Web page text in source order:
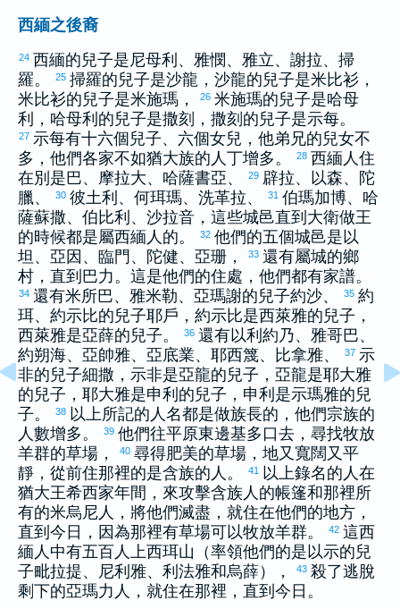
西緬之後裔
24 西緬的兒子是尼母利 、 雅憫 、 雅立、 謝拉、 掃
羅。 25 掃羅的兒子是沙龍 ， 沙龍的兒子是米比衫 ，
米比衫的兒子是米施瑪 ， 26 米施瑪的兒子是哈母
利
， 哈母利 的兒子是撒刻 ， 撒刻 的兒子是示每。
27 示每有十六個兒子、六個女兒，他弟兄的兒女不
多，他們各家不如猶大族的人丁增多。 28 西緬 人住
在別是巴、 摩拉大、 哈薩書亞 、 29 辟拉、 以森、
陀
臘、 30 彼土利 、 何珥瑪、 洗革拉、 31 伯瑪加博、 哈
薩蘇撒、 伯比利 、 沙拉音 ，這些城邑直到 大衛做王
的時候都是屬西緬 人的。 32 他們的五個城邑是以
坦 、 亞因 、 臨門 、 陀健、 亞珊 ， 33 還有屬城的鄉
村，直到 巴力。這是他們的住處，他們都有家譜。
34 還有米所巴、 雅米勒、 亞瑪謝的兒子約沙、 35 約
珥、 約示比的兒子耶戶 ， 約示比是西萊雅的兒子，
西萊雅是亞薛的兒子。 36 還有以利約乃、 雅哥巴、
約朔海、 亞帥雅、 亞底業、 耶西篾、 比拿雅、 37 示
非的兒子細撒 ， 示非是亞龍的兒子， 亞龍是耶大雅
的兒子， 耶大雅是申利 的兒子， 申利 是示瑪雅的兒
子。
38 以上所記的人名都是做族長的，他們宗族的
人數增多。
39 他們往平原東邊基多 口去，尋找牧放
羊群的草場，
40 尋得肥美的草場，地又寬闊又平
靜，從前住那裡的是含族的人。 41
以上錄名的人在
猶大王希西家年間，來攻擊含族人的帳篷和那裡所
有的米烏尼人，將他們滅盡，就住在他們的地方，
直到今日，因為那裡有草場可以牧放羊群。
42 這西
緬 人中有五百人上西珥山（率領他們的是以示的兒
子毗拉提、 尼利雅、 利法雅和烏薛）， 43 殺了逃脫
剩下的亞瑪力 人，就住在那裡，直到今日。